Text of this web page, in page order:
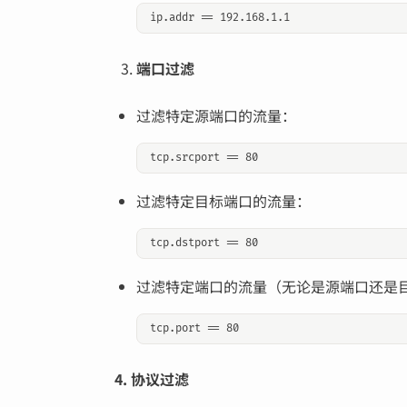
端口过滤
过滤特定源端口的流量：
过滤特定目标端口的流量：
过滤特定端口的流量（无论是源端口还是
4. 协议过滤